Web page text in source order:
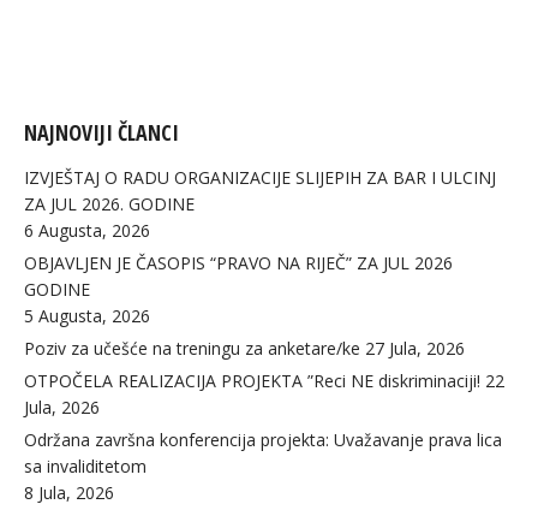
NAJNOVIJI ČLANCI
IZVJEŠTAJ O RADU ORGANIZACIJE SLIJEPIH ZA BAR I ULCINJ
ZA JUL 2026. GODINE
6 Augusta, 2026
OBJAVLJEN JE ČASOPIS “PRAVO NA RIJEČ” ZA JUL 2026
GODINE
5 Augusta, 2026
Poziv za učešće na treningu za anketare/ke 27 Jula, 2026
OTPOČELA REALIZACIJA PROJEKTA ”Reci NE diskriminaciji! 22
Jula, 2026
Održana završna konferencija projekta: Uvažavanje prava lica
sa invaliditetom
8 Jula, 2026